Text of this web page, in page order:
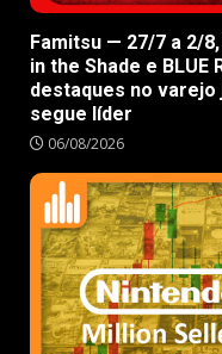
Famitsu — 27/7 a 2/
in the Shade e BLUE
destaques no varejo
segue líder
06/08/2026